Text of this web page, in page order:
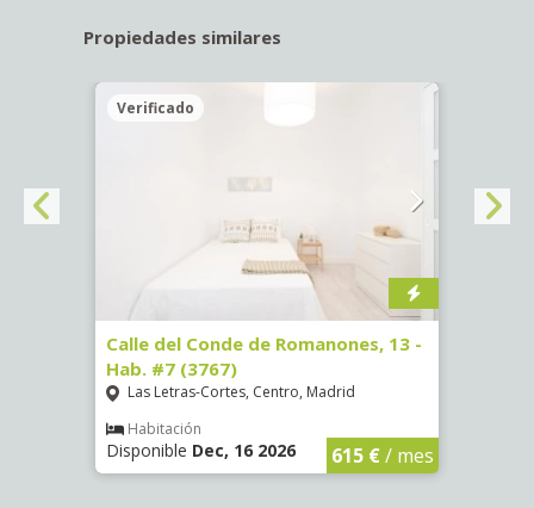
Propiedades similares
Verificado
Calle del Conde de Romanones, 13 -
Hab. #7 (3767)
Las Letras-Cortes, Centro, Madrid
Habitación
Disponible Dec, 16 2026 615 €/ mes